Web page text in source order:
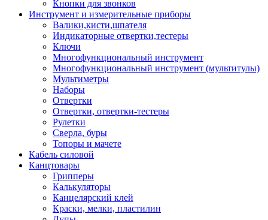
Кнопки для звонков
Инструмент и измерительные приборы
Валики,кисти,шпателя
Индикаторные отвертки,тестеры
Ключи
Многофункциональный инструмент
Многофункциональный инструмент (мультитулы)
Мультиметры
Наборы
Отвертки
Отвертки, отвертки-тестеры
Рулетки
Сверла, буры
Топоры и мачете
Кабель силовой
Канцтовары
Грипперы
Калькуляторы
Канцелярский клей
Краски, мелки, пластилин